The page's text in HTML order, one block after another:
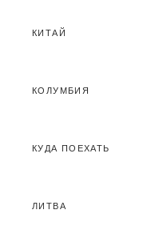
КИТАЙ
КОЛУМБИЯ
КУДА ПОЕХАТЬ
ЛИТВА